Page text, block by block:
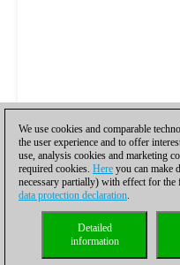
We use cookies and comparable
the user experience and to offer
use, analysis cookies and marketing
required cookies. Here you can make
necessary partially) with effect for
data protection declaration.
Detailed
information